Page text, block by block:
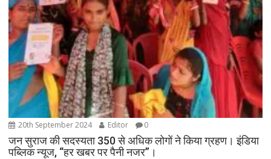
20th September 2024 Editor 0
जन सुराज की सदस्यता 350 से अधिक लोगों ने किया ग्रहण। इंडिया
पब्लिक न्यूज, “हर खबर पर पैनी नजर”।